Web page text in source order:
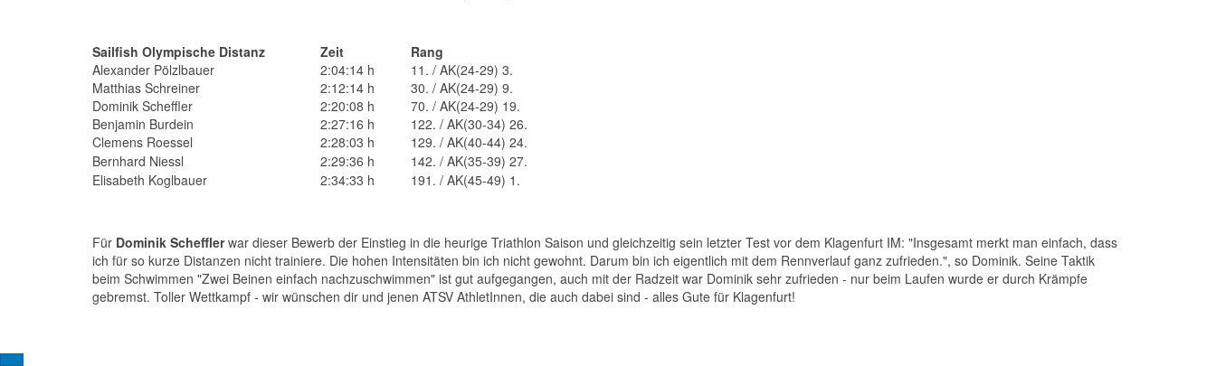
Sailfish Olympische Distanz Zeit
Rang
Alexander Pölzlbauer
2:04:14 h
11. / AK(24-29) 3.
Matthias Schreiner
2:12:14 h
30. / AK(24-29) 9.
Dominik Scheffler
2:20:08 h
70. / AK(24-29) 19.
Benjamin Burdein
2:27:16 h
122. / AK(30-34) 26.
Clemens Roessel
2:28:03 h
129. / AK(40-44) 24.
Bernhard Niessl
2:29:36 h
142. / AK(35-39) 27.
Elisabeth Koglbauer
2:34:33 h 191. / AK(45-49) 1.
Für Dominik Schefflerwar dieser Bewerb der Einstieg in die heurige Triathlon Saison und gleichzeitig sein letzter Test vor dem Klagenfurt IM: "Insgesamt merkt man einfach, dass
ich für so kurze Distanzen nicht trainiere. Die hohen Intensitäten bin ich nicht gewohnt. Darum bin ich eigentlich mit dem Rennverlauf ganz zufrieden.", so Dominik. Seine Taktik
beim Schwimmen "Zwei Beinen einfach nachzuschwimmen" ist gut aufgegangen, auch mit der Radzeit war Dominik sehr zufrieden - nur beim Laufen wurde er durch Krämpfe
gebremst. Toller Wettkampf - wir wünschen dir und jenen ATSV AthletInnen, die auch dabei sind - alles Gute für Klagenfurt!